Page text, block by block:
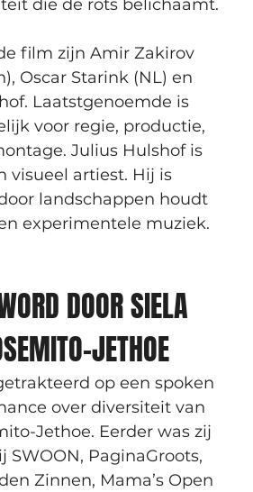
die de rots belichaamt.
film zijn Amir Zakirov
Oscar Starink (NL) en
Laatstgenoemde is
voor regie, productie,
Julius Hulshof is
visueel artiest. Hij is
landschappen houdt
experimentele muziek.
DOOR SIELA
JETHOE
op een spoken
over diversiteit van
Jethoe. Eerder was zij
SWOON, PaginaGroots,
Zinnen, Mama’s Open